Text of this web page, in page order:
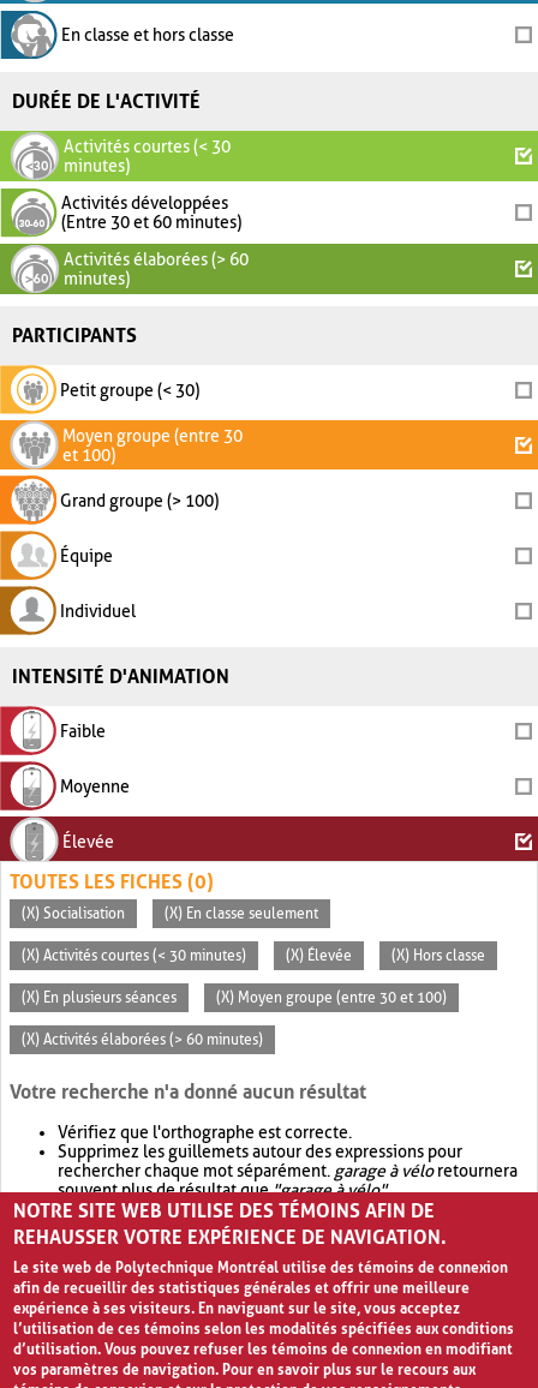
En classe et hors classe
DURÉE DE L'ACTIVITÉ
Activités courtes (< 30
minutes)
Activités développées
(Entre 30 et 60 minutes)
Activités élaborées (> 60
minutes)
PARTICIPANTS
Petit groupe (< 30)
Moyen groupe (entre 30
et 100)
Grand groupe (> 100)
Équipe
Individuel
INTENSITÉ D'ANIMATION
Faible
Moyenne
Élevée
TOUTES LES FICHES (0)
(X) Socialisation (X) En classe seulement
(X) Activités courtes (< 30 minutes) (X) Élevée (X) Hors classe
(X) En plusieurs séances (X) Moyen groupe (entre 30 et 100)
(X) Activités élaborées (> 60 minutes)
Votre recherche n'a donné aucun résultat
Vérifiez que l'orthographe est correcte.
Supprimez les guillemets autour des expressions pour
rechercher chaque mot séparément. garage à véloretournera
souvent plus de résultat que"garage à vélo".
Envisagez d'élargir votre recherche avec OR.garage OR vélo
retournera souvent plus de résultat quegarage à vélo
NOTRE SITE WEB UTILISE DES TÉMOINS AFIN DE
REHAUSSER VOTRE EXPÉRIENCE DE NAVIGATION.
Le site web de Polytechnique Montréal utilise des témoins de connexion
afin de recueillir des statistiques générales et offrir une meilleure
expérience à ses visiteurs. En naviguant sur le site, vous acceptez
l’utilisation de ces témoins selon les modalités spécifiées aux conditions
d’utilisation. Vous pouvez refuser les témoins de connexion en modifiant
vos paramètres de navigation. Pour en savoir plus sur le recours aux